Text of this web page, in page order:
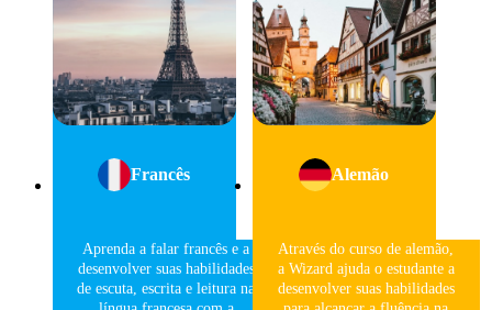
Francês
Aprenda a falar francês e a
desenvolver suas habilidades
de escuta, escrita e leitura na
Alemão
Através do curso de alemão,
a Wizard ajuda o estudante a
desenvolver suas habilidades